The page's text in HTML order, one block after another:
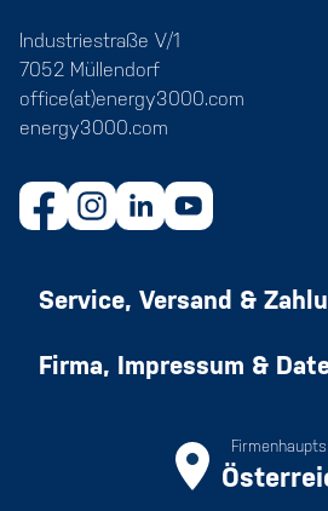
Industriestraße V/1
7052 Müllendorf
office(at)energy3000.com
energy3000.com
Service, Versand &
Firma, Impressum &